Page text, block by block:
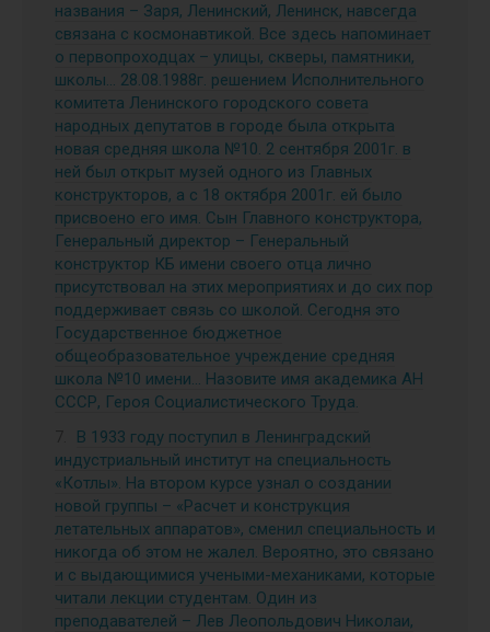
названия – Заря, Ленинский, Ленинск, навсегда
связана с космонавтикой. Все здесь напоминает
о первопроходцах – улицы, скверы, памятники,
школы… 28.08.1988г. решением Исполнительного
комитета Ленинского городского совета
народных депутатов в городе была открыта
новая средняя школа №10. 2 сентября 2001г. в
ней был открыт музей одного из Главных
конструкторов, а с 18 октября 2001г. ей было
присвоено его имя. Сын Главного конструктора,
Генеральный директор – Генеральный
конструктор КБ имени своего отца лично
присутствовал на этих мероприятиях и до сих пор
поддерживает связь со школой. Сегодня это
Государственное бюджетное
общеобразовательное учреждение средняя
школа №10 имени… Назовите имя академика АН
СССР, Героя Социалистического Труда.
В 1933 году поступил в Ленинградский
индустриальный институт на специальность
«Котлы». На втором курсе узнал о создании
новой группы – «Расчет и конструкция
летательных аппаратов», сменил специальность и
никогда об этом не жалел. Вероятно, это связано
и с выдающимися учеными-механиками, которые
читали лекции студентам. Один из
преподавателей – Лев Леопольдович Николаи,